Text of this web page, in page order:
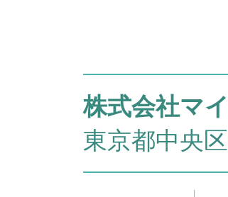
株式会社マ
東京都中央